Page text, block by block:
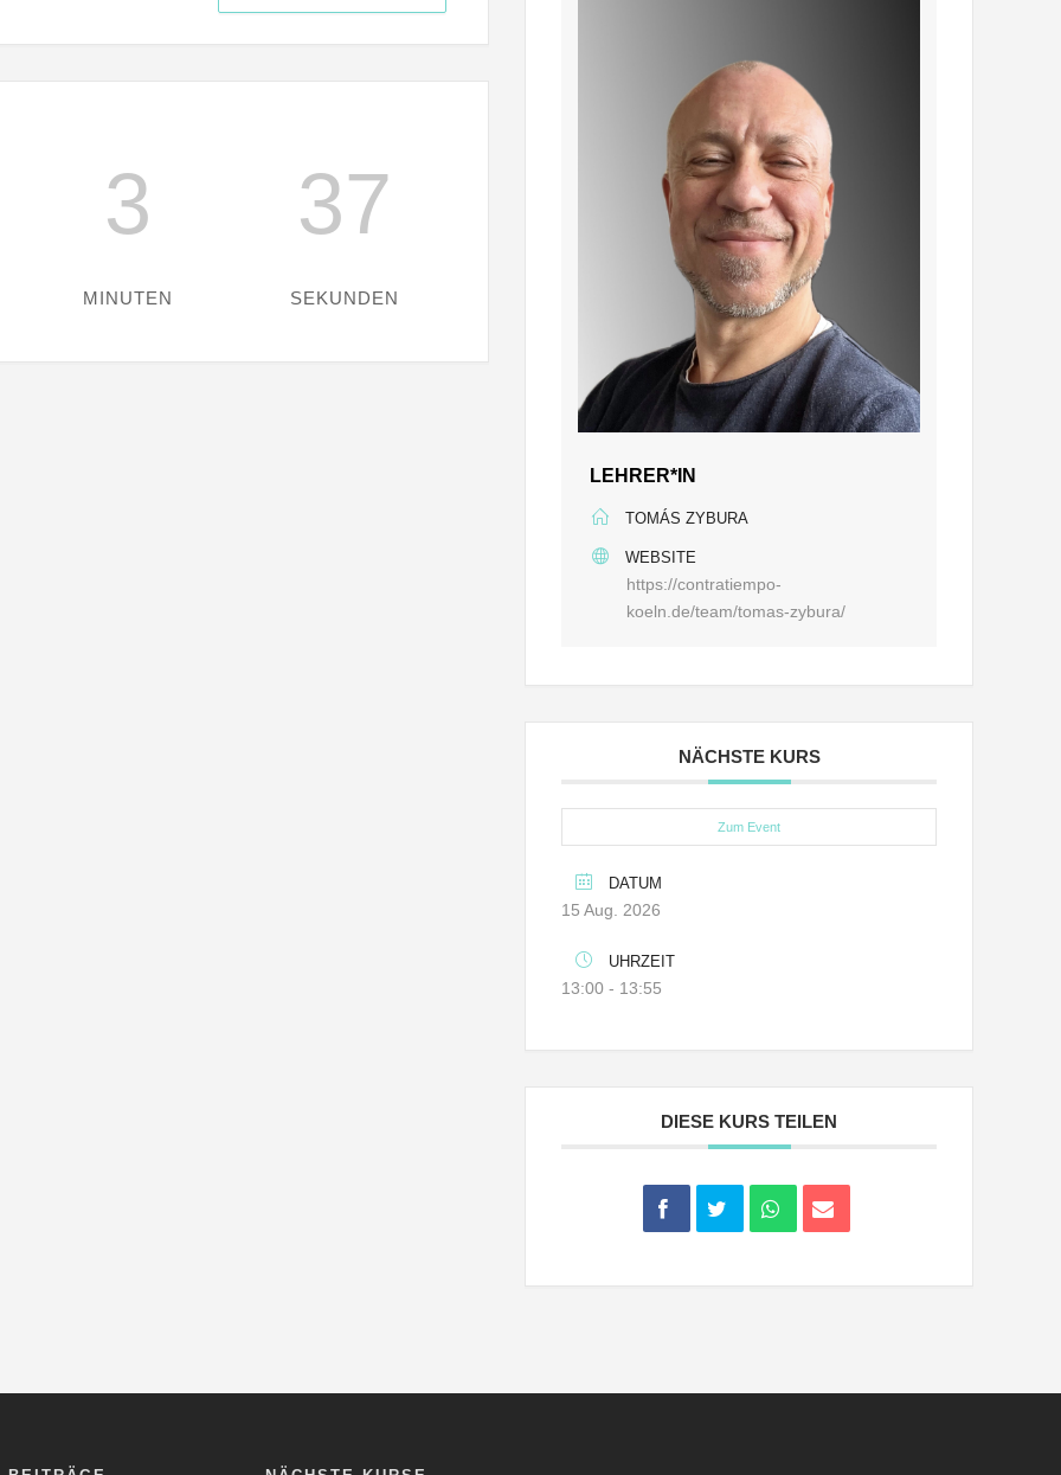
3
MINUTEN
36
SEKUNDEN
LEHRER*IN
TOMÁS ZYBURA
WEBSITE
https://contratiempo-
koeln.de/team/tomas-zybura/
NÄCHSTE KURS
Zum Event
DATUM
15 Aug. 2026
UHRZEIT
13:00 - 13:55
DIESE KURS TEILEN